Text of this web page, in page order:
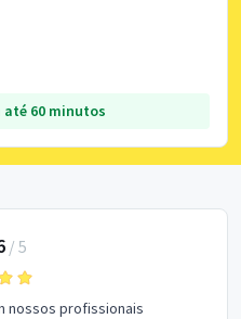
até 60 minutos
/ 5
nossos profissionais